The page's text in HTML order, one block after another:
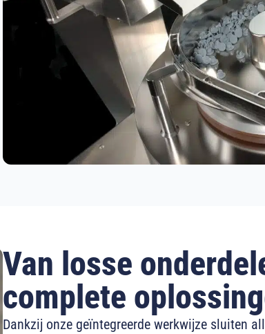
Van losse
complete
Dankzij onze geïntegreerde werkwijze sluiten